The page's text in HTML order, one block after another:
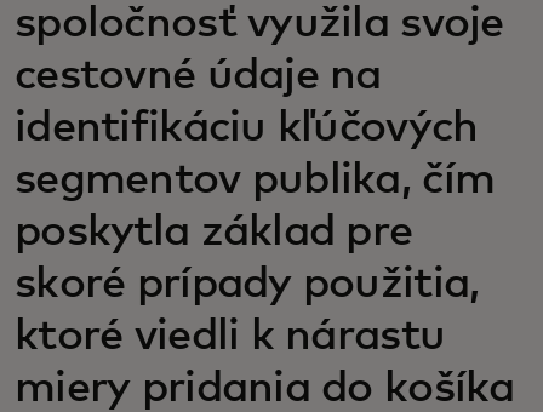
spoločnosť využila svoje
cestovné údaje na
identifikáciu kľúčových
segmentov publika, čím
poskytla základ pre
skoré prípady použitia,
ktoré viedli k nárastu
miery pridania do košíka